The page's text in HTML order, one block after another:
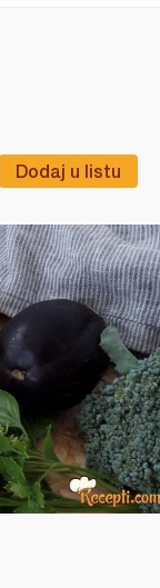
Dodaj u listu